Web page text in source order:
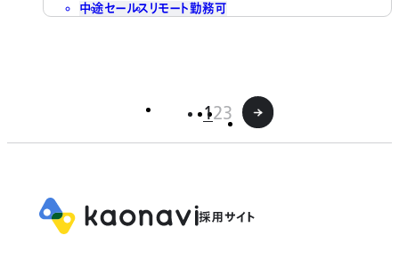
中途セールス リモート勤務可
123